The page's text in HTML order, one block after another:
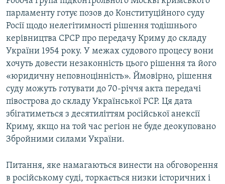
парламенту готує позов до Конституційного суду
Росії щодо нелегітимності рішення тодішнього
керівництва СРСР про передачу Криму до складу
України 1954 року. У межах судового процесу вони
хочуть довести незаконність цього рішення та його
«юридичну неповноцінність». Ймовірно, рішення
суду можуть готувати до 70-річчя акта передачі
півострова до складу Української РСР. Ця дата
збігатиметься з десятиліттям російської анексії
Криму, якщо на той час регіон не буде деокуповано
Збройними силами України.
Питання, яке намагаються винести на обговорення
в російському суді, торкається низки історичних і